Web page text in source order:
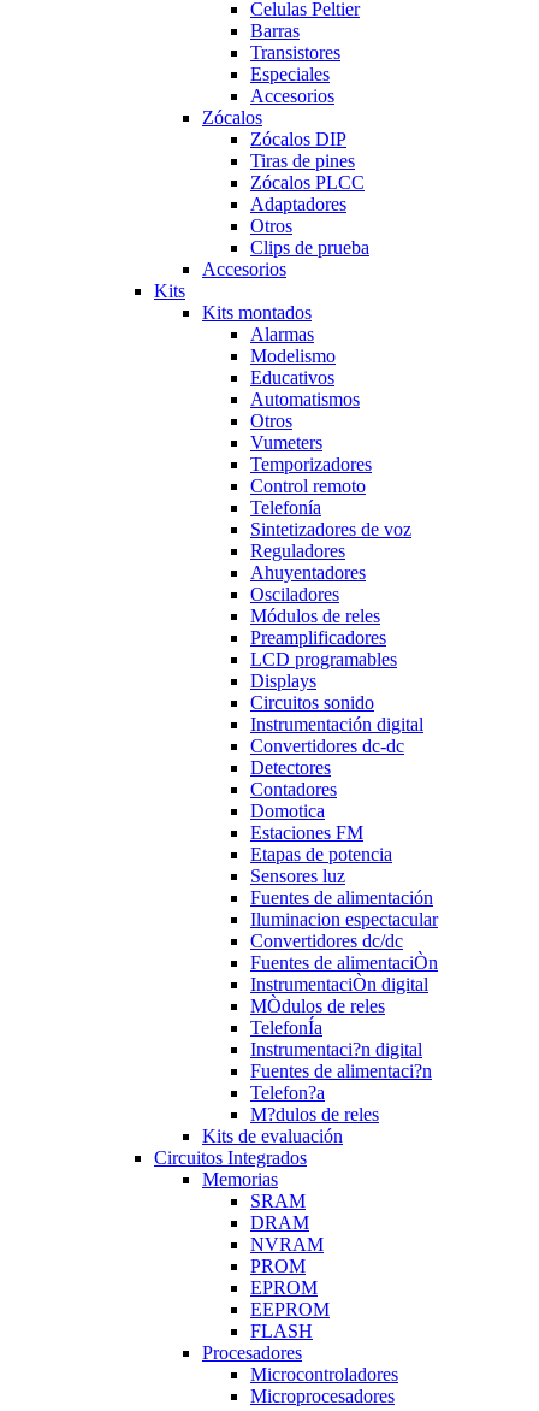
Celulas Peltier
Barras
Transistores
Especiales
Accesorios
Zócalos
Zócalos DIP
Tiras de pines
Zócalos PLCC
Adaptadores
Otros
Clips de prueba
Accesorios
Kits
Kits montados
Alarmas
Modelismo
Educativos
Automatismos
Otros
Vumeters
Temporizadores
Control remoto
Telefonía
Sintetizadores de voz
Reguladores
Ahuyentadores
Osciladores
Módulos de reles
Preamplificadores
LCD programables
Displays
Circuitos sonido
Instrumentación digital
Convertidores dc-dc
Detectores
Contadores
Domotica
Estaciones FM
Etapas de potencia
Sensores luz
Fuentes de alimentación
Iluminacion espectacular
Convertidores dc/dc
Fuentes de alimentaciÒn
InstrumentaciÒn digital
MÒdulos de reles
TelefonÍa
Instrumentaci?n digital
Fuentes de alimentaci?n
Telefon?a
M?dulos de reles
Kits de evaluación
Circuitos Integrados
Memorias
SRAM
DRAM
NVRAM
PROM
EPROM
EEPROM
FLASH
Procesadores
Microcontroladores
Microprocesadores